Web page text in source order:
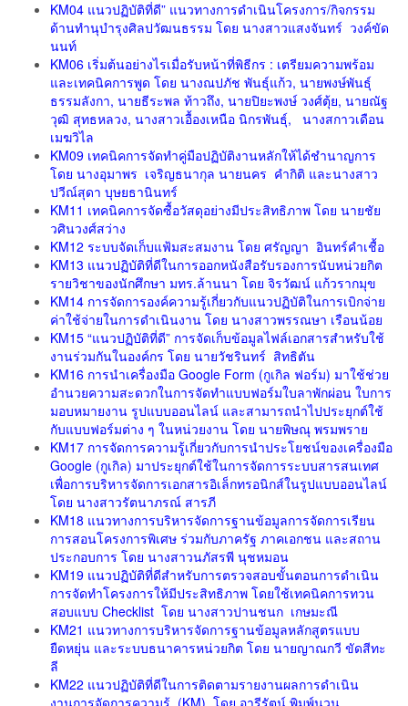
KM04 แนวปฏิบัติที่ดี” แนวทางการดำเนินโครงการ/กิจกรรม
ด้านทำนุบำรุงศิลปวัฒนธรรม โดย นางสาวแสงจันทร์ วงค์ขัด
นนท์
KM06 เริ่มต้นอย่างไรเมื่อรับหน้าที่พิธีกร : เตรียมความพร้อม
และเทคนิคการพูด โดย นางณปภัช พันธุ์แก้ว, นายพงษ์พันธุ์
ธรรมลังกา, นายธีระพล ท้าวถึง, นายปิยะพงษ์ วงศ์ตุ้ย, นายณัฐ
วุฒิ สุทธหลวง, นางสาวเอื้องเหนือ นิกรพันธุ์, นางสกาวเดือน
เมฆวิไล
KM09 เทคนิคการจัดทำคู่มือปฏิบัติงานหลักให้ได้ชำนาญการ
โดย นางอุมาพร เจริญธนากุล นายนคร คำกิติ และนางสาว
ปวีณ์สุดา บุษยธานินทร์
KM11 เทคนิคการจัดซื้อวัสดุอย่างมีประสิทธิภาพ โดย นายชัย
วศินวงศ์สว่าง
KM12 ระบบจัดเก็บแฟ้มสะสมงาน โดย ศรัญญา อินทร์คำเชื้อ
KM13 แนวปฏิบัติที่ดีในการออกหนังสือรับรองการนับหน่วยกิต
รายวิชาของนักศึกษา มทร.ล้านนา โดย จิรวัฒน์ แก้วรากมุข
KM14 การจัดการองค์ความรู้เกี่ยวกับแนวปฏิบัติในการเบิกจ่าย
ค่าใช้จ่ายในการดำเนินงาน โดย นางสาวพรรณษา เรือนน้อย
KM15 “แนวปฏิบัติที่ดี” การจัดเก็บข้อมูลไฟล์เอกสารสำหรับใช้
งานร่วมกันในองค์กร โดย นายวัชรินทร์ สิทธิตัน
KM16 การนำเครื่องมือ Google Form (กูเกิล ฟอร์ม) มาใช้ช่วย
อำนวยความสะดวกในการจัดทำแบบฟอร์มใบลาพักผ่อน ใบการ
มอบหมายงาน รูปแบบออนไลน์ และสามารถนำไปประยุกต์ใช้
กับแบบฟอร์มต่าง ๆ ในหน่วยงาน โดย นายพิษณุ พรมพราย
KM17 การจัดการความรู้เกี่ยวกับการนำประโยชน์ของเครื่องมือ
Google (กูเกิล) มาประยุกต์ใช้ในการจัดการระบบสารสนเทศ
เพื่อการบริหารจัดการเอกสารอิเล็กทรอนิกส์ในรูปแบบออนไลน์
โดย นางสาวรัตนาภรณ์ สารภี
KM18 แนวทางการบริหารจัดการฐานข้อมูลการจัดการเรียน
การสอนโครงการพิเศษ ร่วมกับภาครัฐ ภาคเอกชน และสถาน
ประกอบการ โดย นางสาวนภัสรพี นุชหมอน
KM19 แนวปฏิบัติที่ดีสำหรับการตรวจสอบขั้นตอนการดำเนิน
การจัดทำโครงการให้มีประสิทธิภาพ โดยใช้เทคนิคการทวน
สอบแบบ Checklist โดย นางสาวปานชนก เกษมะณี
KM21 แนวทางการบริหารจัดการฐานข้อมูลหลักสูตรแบบ
ยืดหยุ่น และระบบธนาคารหน่วยกิต โดย นายญาณกวี ขัดสีทะ
ลี
KM22 แนวปฏิบัติที่ดีในการติดตามรายงานผลการดำเนิน